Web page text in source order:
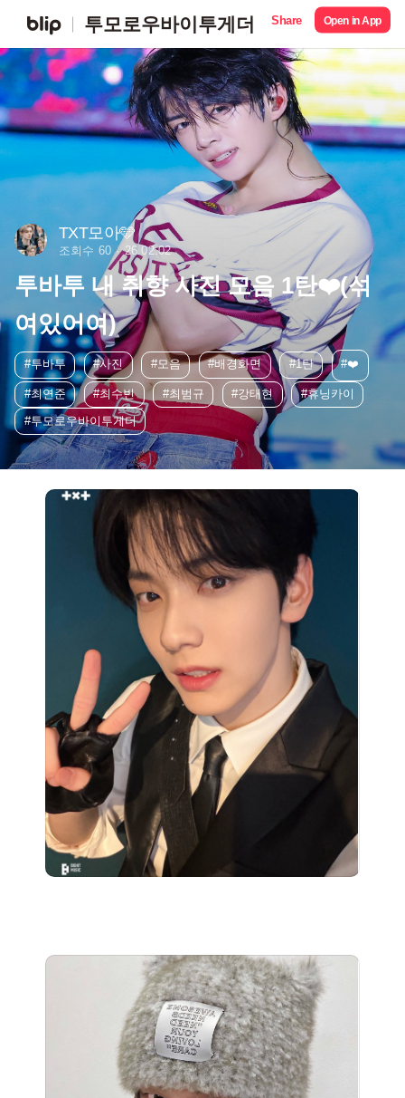
투모로우바이투게더 Share Open in App
TXT모아🩵
조회수 60 26.02.02
투바투 내 취향 사진 모음 1탄❤️(섞
여있어여)
#투바투 #사진 #모음 #배경화면 #1탄 #❤️
#최연준 #최수빈 #최범규 #강태현
#휴닝카이
#투모로우바이투게더